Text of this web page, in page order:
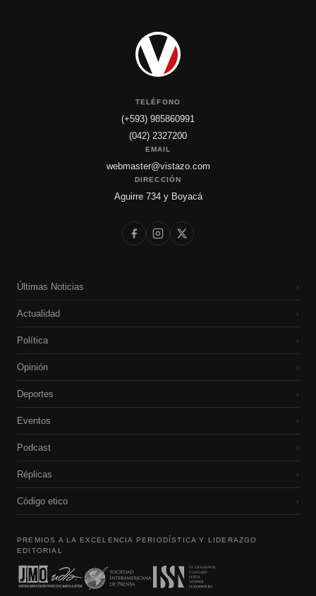
TELÉFONO
(+593) 985860991
(042) 2327200
EMAIL
webmaster@vistazo.com
DIRECCIÓN
Aguirre 734 y Boyacá
Últimas Noticias ›
Actualidad ›
Política ›
Opinión ›
Deportes ›
Eventos ›
Podcast ›
Réplicas ›
Código etico ›
PREMIOS A LA EXCELENCIA PERIODÍSTICA Y LIDERAZGO
EDITORIAL